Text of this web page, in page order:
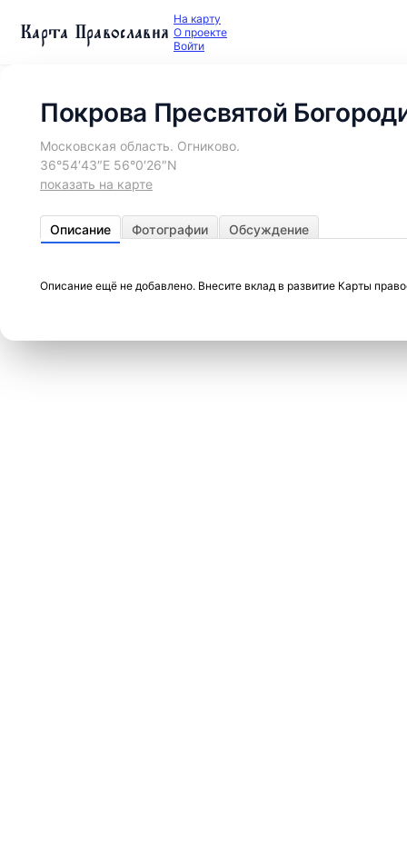
Карта Православия На карту
О проекте
Войти
Покрова Пресвятой
Московская область. Огниково.
36°54′43″E 56°0′26″N
показать на карте
Описание Фотографии Обсуждение
Описание ещё не добавлено. Внесите вклад в развитие Карты